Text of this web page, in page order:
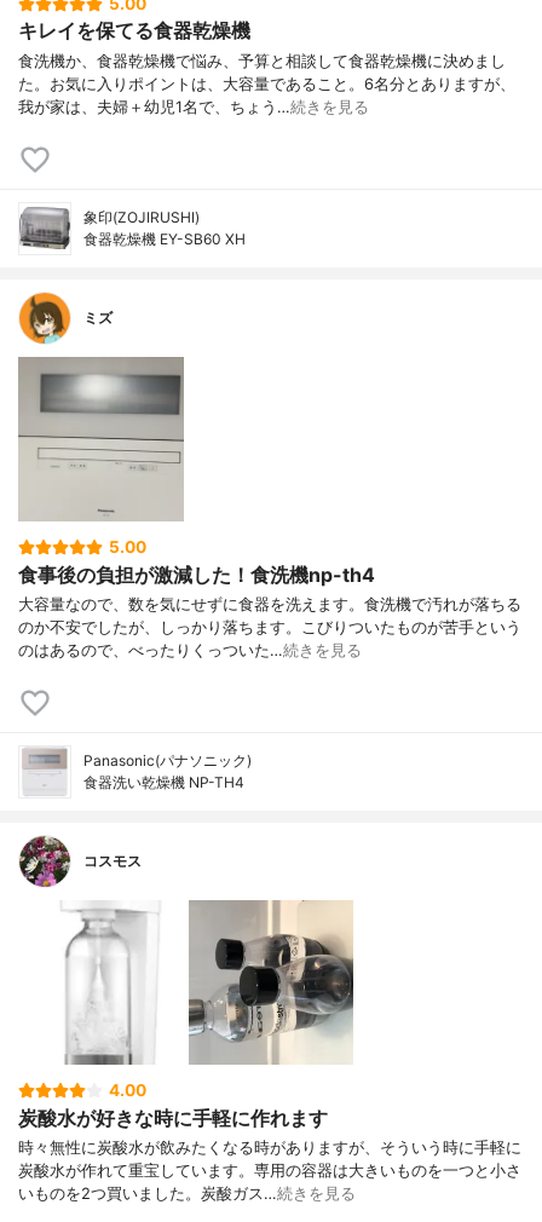
5.00
キレイを保てる食器乾燥機
食洗機か、食器乾燥機で悩み、予算と相談して食器乾燥機に決めまし
た。お気に入りポイントは、大容量であること。6名分とありますが、
我が家は、夫婦＋幼児1名で、ちょう…続きを見る
象印(ZOJIRUSHI)
食器乾燥機 EY-SB60 XH
ミズ
5.00
食事後の負担が激減した！食洗機np-th4
大容量なので、数を気にせずに食器を洗えます。食洗機で汚れが落ちる
のか不安でしたが、しっかり落ちます。こびりついたものが苦手という
のはあるので、べったりくっついた…続きを見る
Panasonic(パナソニック)
食器洗い乾燥機 NP-TH4
コスモス
4.00
炭酸水が好きな時に手軽に作れます
時々無性に炭酸水が飲みたくなる時がありますが、そういう時に手軽に
炭酸水が作れて重宝しています。専用の容器は大きいものを一つと小さ
いものを2つ買いました。炭酸ガス…続きを見る